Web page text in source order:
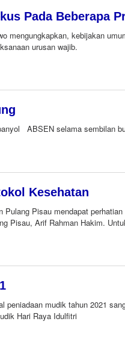
Pada Beberapa
mengungkapkan, kebijakan
urusan wajib.
ABSEN selama sembilan
Kesehatan
Pisau mendapat
Pisau, Arif Rahman Hakim.
peniadaan mudik tahun 2021
Hari Raya Idulfitri